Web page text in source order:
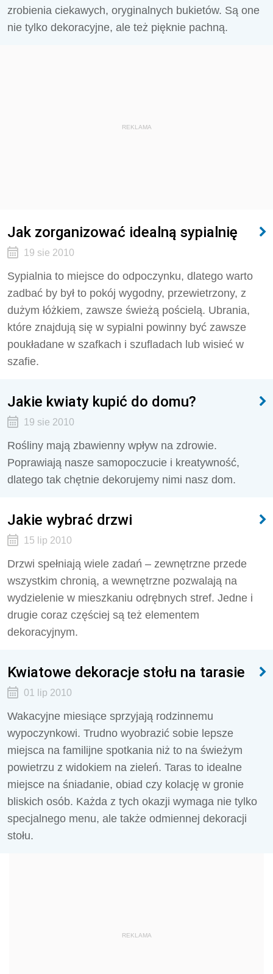
zrobienia ciekawych, oryginalnych bukietów. Są one
nie tylko dekoracyjne, ale też pięknie pachną.
REKLAMA
Jak zorganizować idealną sypialnię
19 sie 2010
Sypialnia to miejsce do odpoczynku, dlatego warto
zadbać by był to pokój wygodny, przewietrzony, z
dużym łóżkiem, zawsze świeżą pościelą. Ubrania,
które znajdują się w sypialni powinny być zawsze
poukładane w szafkach i szufladach lub wisieć w
szafie.
Jakie kwiaty kupić do domu?
19 sie 2010
Rośliny mają zbawienny wpływ na zdrowie.
Poprawiają nasze samopoczucie i kreatywność,
dlatego tak chętnie dekorujemy nimi nasz dom.
Jakie wybrać drzwi
15 lip 2010
Drzwi spełniają wiele zadań – zewnętrzne przede
wszystkim chronią, a wewnętrzne pozwalają na
wydzielenie w mieszkaniu odrębnych stref. Jedne i
drugie coraz częściej są też elementem
dekoracyjnym.
Kwiatowe dekoracje stołu na tarasie
01 lip 2010
Wakacyjne miesiące sprzyjają rodzinnemu
wypoczynkowi. Trudno wyobrazić sobie lepsze
miejsca na familijne spotkania niż to na świeżym
powietrzu z widokiem na zieleń. Taras to idealne
miejsce na śniadanie, obiad czy kolację w gronie
bliskich osób. Każda z tych okazji wymaga nie tylko
specjalnego menu, ale także odmiennej dekoracji
stołu.
REKLAMA